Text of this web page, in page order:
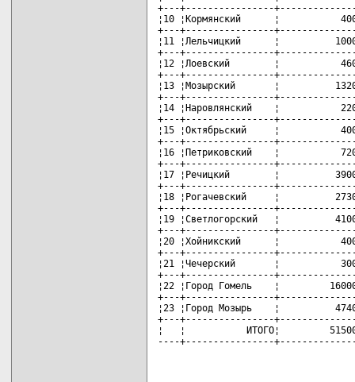
+---+----------------
¦10 ¦Кормянский      ¦
+---+----------------
¦11 ¦Лельчицкий      ¦
+---+----------------
¦12 ¦Лоевский        ¦
+---+----------------
¦13 ¦Мозырский       ¦
+---+----------------
¦14 ¦Наровлянский    ¦
+---+----------------
¦15 ¦Октябрьский     ¦
+---+----------------
¦16 ¦Петриковский    ¦
+---+----------------
¦17 ¦Речицкий        ¦
+---+----------------
¦18 ¦Рогачевский     ¦
+---+----------------
¦19 ¦Светлогорский   ¦
+---+----------------
¦20 ¦Хойникский      ¦
+---+----------------
¦21 ¦Чечерский       ¦
+---+----------------
¦22 ¦Город Гомель    ¦
+---+----------------
¦23 ¦Город Мозырь    ¦
+---+----------------
¦   ¦           ИТОГО¦
----+----------------